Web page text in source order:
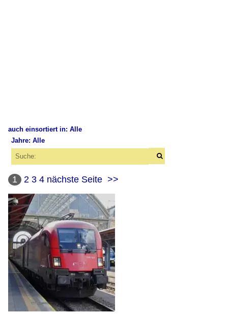
auch einsortiert in: Alle
Alle Kategorien
Deutschland
Bahnhochbauten
Brücken
Bahnhöfe
München Hauptbahnhof
E-Loks
_Ausländische Loks
Jahre: Alle
2015
2016
2017
2019
2020
2020
1 2 3 4 nächste Seite >>